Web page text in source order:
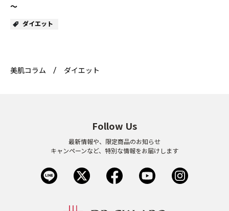
クーポン＆ポイント
アウトレット商品
～
ダイエット
美肌コラム ダイエット
Follow Us
最新情報や、限定商品のお知らせ
キャンペーンなど、特別な情報をお届けします